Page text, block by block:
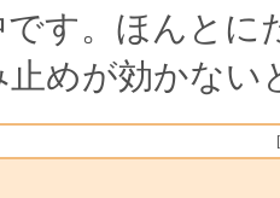
です。ほんとに
止めが効かない